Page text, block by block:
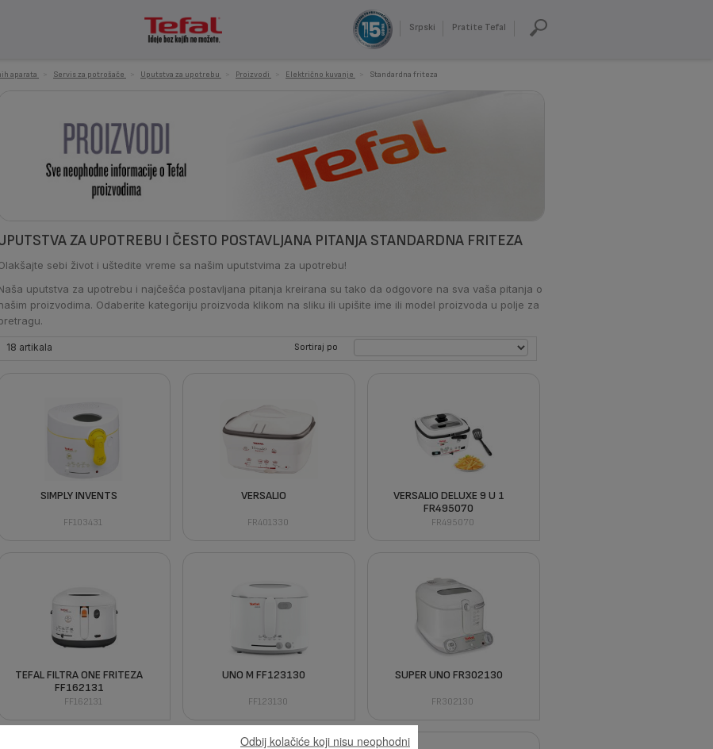
Srpski Pratite Tefal
aparata Servis za potrošače Uputstva za upotrebu Proizvodi Električno kuvanje Standardna friteza
ZA UPOTREBU I ČESTO POSTAVLJANA PITANJA STANDARDNA FRITEZA
sebi život i uštedite vreme sa našim uputstvima za upotrebu!
uputstva za upotrebu i najčešća postavljana pitanja kreirana su tako da odgovore na sva vaša pitanja o
proizvodima. Odaberite kategoriju proizvoda klikom na sliku ili upišite ime ili model proizvoda u polje za
Sortiraj po
18 artikala
SIMPLY INVENTS
FF103431
VERSALIO
FR401330
VERSALIO DELUXE 9 U 1
FR495070
FR495070
TEFAL FILTRA ONE FRITEZA
FF162131
FF162131
UNO M FF123130
FF123130
SUPER UNO FR302130
FR302130
Odbij kolačiće koji nisu neophodni